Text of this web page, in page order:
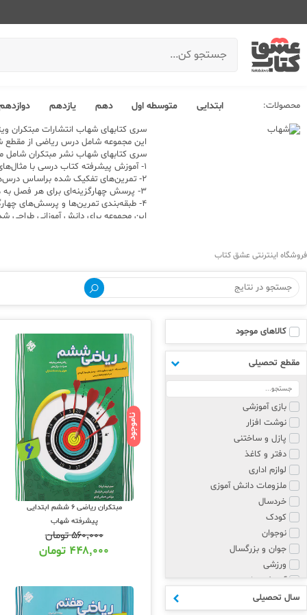
محصولات: ابتدایی متوسطه اول دهم یازدهم
سری کتابهای شهاب انتشارات مبتکران
این مجموعه شامل درس ریاضی از
سری کتابهای شهاب نشر مبتکران شامل
1- آموزش پیشرفته کتاب درسی با مثال‌های متنوع
2- تمرین‌های تفکیک شده براساس درس‌های هر فصل به همراه پاسخ نامه تشریحی
3- پرسش چهارگزینه‌ای برای هر فصل به همراه پاسخ‌ نامه تشریحی
4- طبقه‌بندی تمرین‌ها و پرسش‌های چهارگزینه‌ای به کمی دشوار، دشوار و دارای نکته کلیدی
این مجموعه برای دانش آموزانی
فروشگاه اینترنتی عشق کتاب
کالاهای موجود
مقطع تحصیلی
بازی آموزشی
نوشت افزار
پازل و ساختنی
دفتر و کاغذ
لوازم اداری
ملزومات دانش آموزی
خردسال
کودک
نوجوان
جوان و بزرگسال
ورزشی
آموزش زبان
پزشکی و روانشناسی
مذهبی
سال تحصیلی
ناموجود
مبتکران ریاضی 6 ششم ابتدایی
پیشرفته شهاب
۵۶۰,۰۰۰تومان
۴۴۸,۰۰۰ تومان